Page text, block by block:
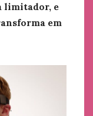
limitador, e
em